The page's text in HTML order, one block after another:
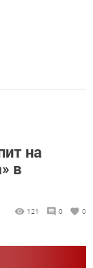
на
в
121 0 0